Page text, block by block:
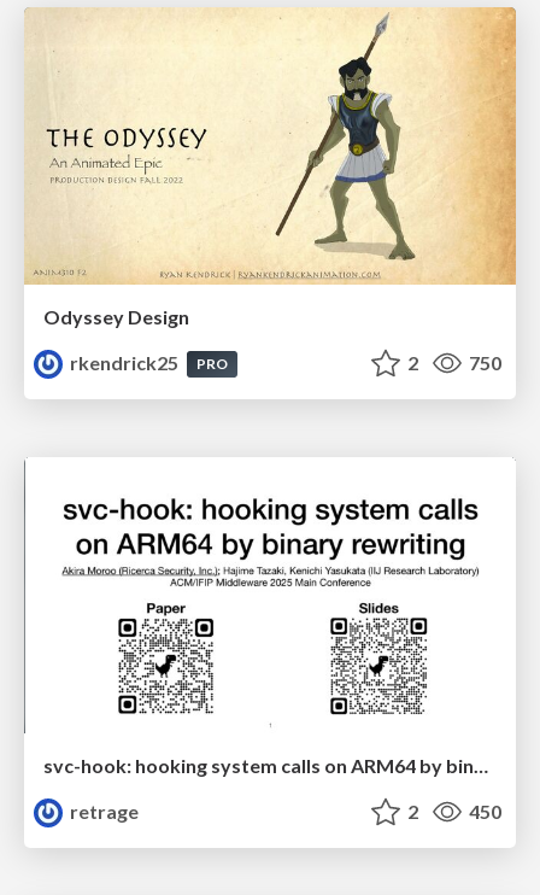
Odyssey Design
rkendrick25
PRO 2 750
svc-hook: hooking system calls on ARM64 by binary rewriting
retrage
2 450